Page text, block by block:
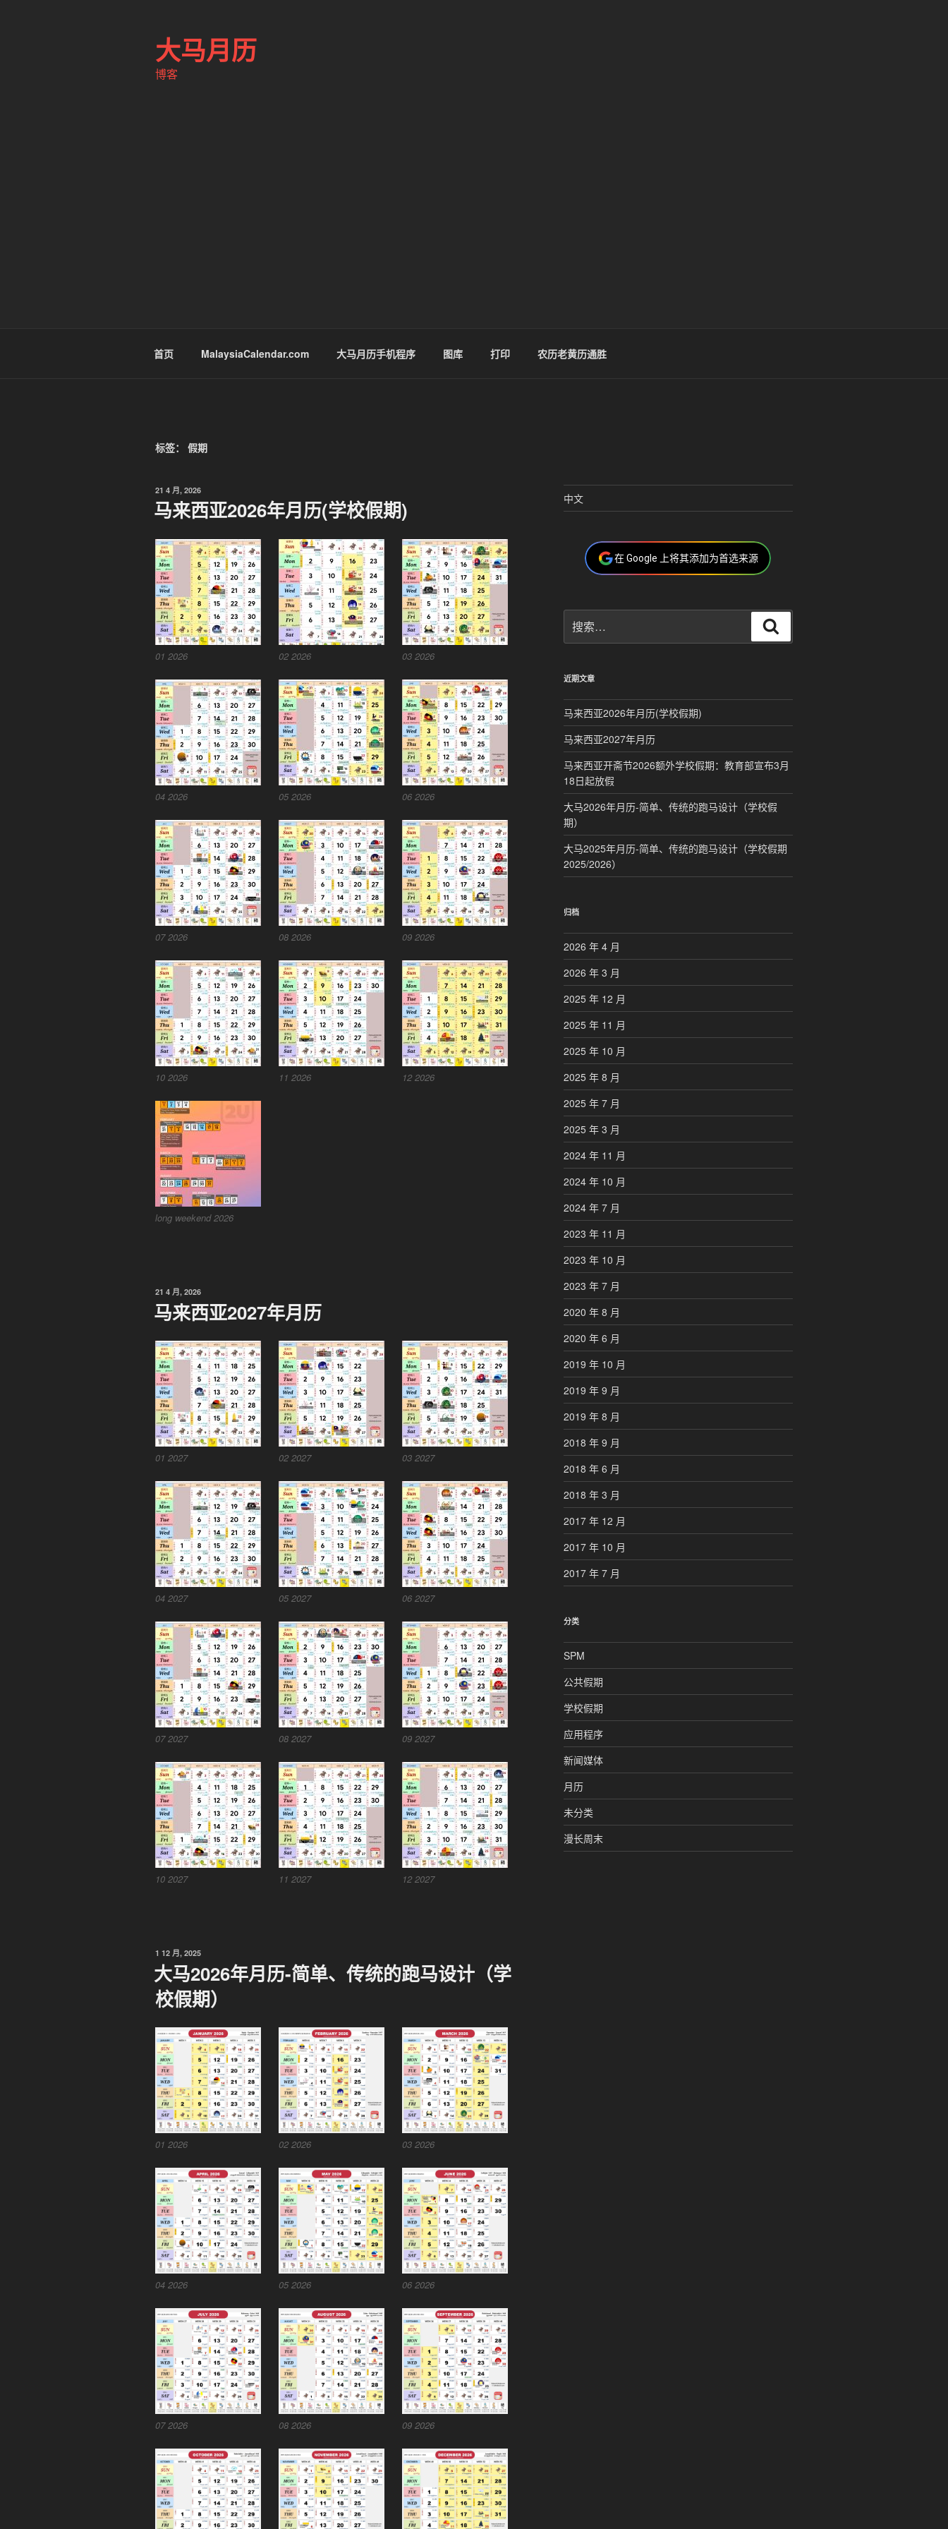
大马月历
博客
首页 MalaysiaCalendar.com 大马月历手机程序 图库 打印 农历老黄历通胜
标签： 假期
发
布
于
21 4 月, 2026
马来西亚2026年月历(学校假期)
01 2026 02 2026 03 2026
04 2026 05 2026 06 2026
07 2026 08 2026 09 2026
10 2026 11 2026 12 2026
long weekend 2026
发
布
于
21 4 月, 2026
马来西亚2027年月历
01 2027 02 2027 03 2027
04 2027 05 2027 06 2027
07 2027 08 2027 09 2027
10 2027 11 2027 12 2027
发
于
1 12 月, 2025
大马2026年月历-简单、传统的跑马设计（学
校假期）
01 2026 02 2026 03 2026
04 2026 05 2026 06 2026
07 2026 08 2026 09 2026
中文
在 Google 上将其添加为首选来源
索：
索
近期文章
马来西亚2026年月历(学校假期)
马来西亚2027年月历
马来西亚开斋节2026额外学校假期：教育部宣布3月
18日起放假
大马2026年月历-简单、传统的跑马设计（学校假
期）
大马2025年月历-简单、传统的跑马设计（学校假期
2025/2026）
归档
2026 年 4 月
2026 年 3 月
2025 年 12 月
2025 年 11 月
2025 年 10 月
2025 年 8 月
2025 年 7 月
2025 年 3 月
2024 年 11 月
2024 年 10 月
2024 年 7 月
2023 年 11 月
2023 年 10 月
2023 年 7 月
2020 年 8 月
2020 年 6 月
2019 年 10 月
2019 年 9 月
2019 年 8 月
2018 年 9 月
2018 年 6 月
2018 年 3 月
2017 年 12 月
2017 年 10 月
2017 年 7 月
分类
SPM
公共假期
学校假期
应用程序
新闻媒体
月历
未分类
漫长周末